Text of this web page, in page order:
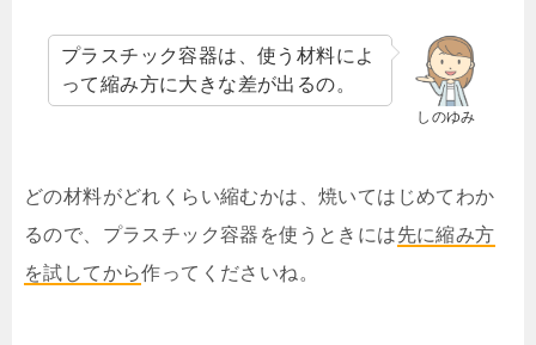
しのゆみ
プラスチック容器は、使う材料によ
って縮み方に大きな差が出るの。
どの材料がどれくらい縮むかは、焼いてはじめてわか
るので、プラスチック容器を使うときには先に縮み方
を試してから作ってくださいね。